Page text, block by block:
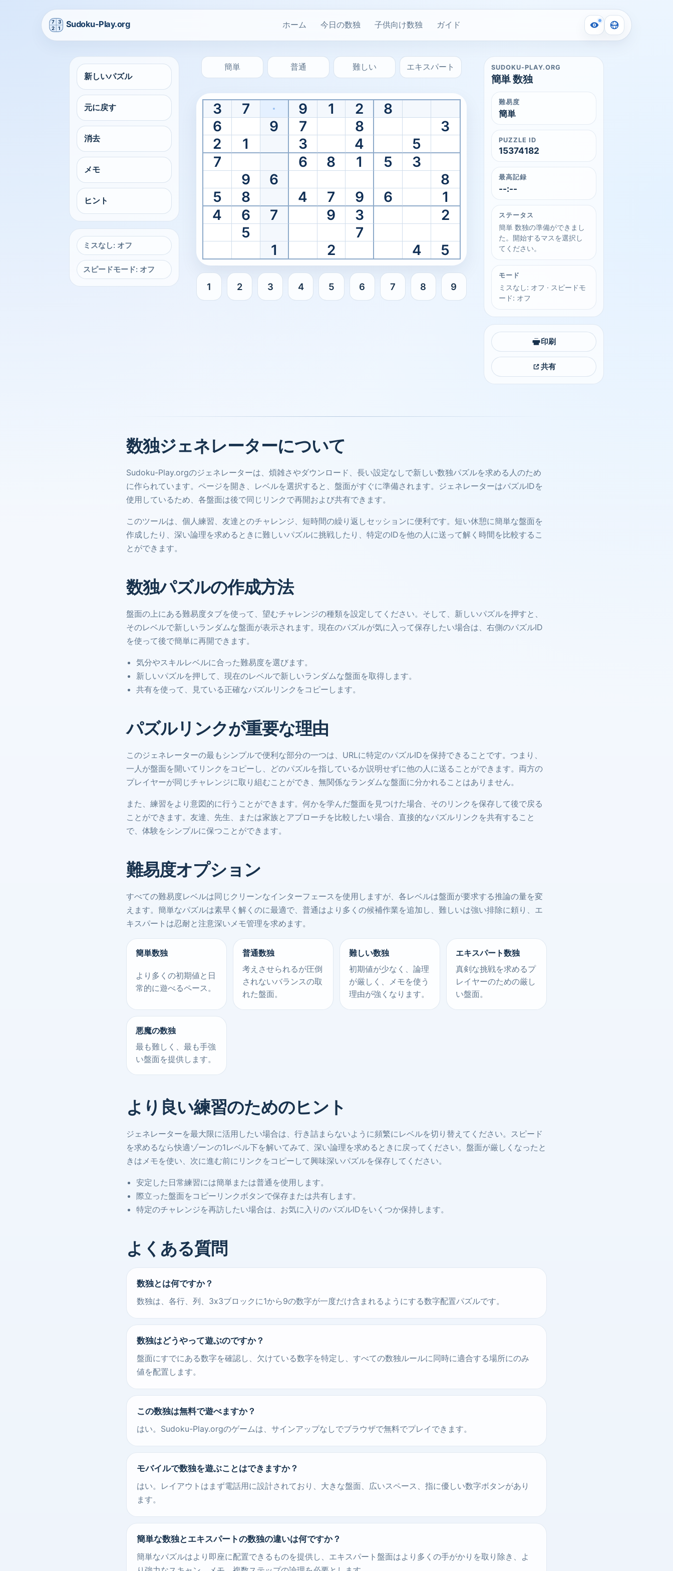
ホーム 今日の数独 子供向け数独 ガイド
Create and share puzzles
数独ジェネレーター
新しい数独を瞬時に生成し、いつでも難易度を切り替え、クリーンなパズルIDリンクで正確な盤面を共有しましょう。
新しいパズル
元に戻す
消去
メモ
ヒント
ミスなし: オフ
スピードモード: オフ
簡単 普通 難しい エキスパート
3 7 9 1 2
8
6
9 7 8
3
2
1 3 4
5
7
6 8 1 5
3
9
6
8
5
8 4 7 9 6
1
4
6 7 9 3
2
5
7
1
2 4 5
1 2 3 4 5 6 7 8 9
SUDOKU-PLAY.ORG
簡単 数独
難易度
簡単
PUZZLE ID
15374182
最高記録
--:--
ステータス
簡単 数独の準備ができまし
た。開始するマスを選択し
てください。
モード
ミスなし: オフ · スピードモ
ード: オフ
印刷
共有
数独ジェネレーターについて
Sudoku-Play.orgのジェネレーターは、煩雑さやダウンロード、長い設定なしで新しい数独パズルを求める人のため
に作られています。ページを開き、レベルを選択すると、盤面がすぐに準備されます。ジェネレーターはパズルIDを
使用しているため、各盤面は後で同じリンクで再開および共有できます。
このツールは、個人練習、友達とのチャレンジ、短時間の繰り返しセッションに便利です。短い休憩に簡単な盤面を
作成したり、深い論理を求めるときに難しいパズルに挑戦したり、特定のIDを他の人に送って解く時間を比較するこ
とができます。
数独パズルの作成方法
盤面の上にある難易度タブを使って、望むチャレンジの種類を設定してください。そして、新しいパズルを押すと、
そのレベルで新しいランダムな盤面が表示されます。現在のパズルが気に入って保存したい場合は、右側のパズルID
を使って後で簡単に再開できます。
気分やスキルレベルに合った難易度を選びます。
新しいパズルを押して、現在のレベルで新しいランダムな盤面を取得します。
共有を使って、見ている正確なパズルリンクをコピーします。
パズルリンクが重要な理由
このジェネレーターの最もシンプルで便利な部分の一つは、URLに特定のパズルIDを保持できることです。つまり、
一人が盤面を開いてリンクをコピーし、どのパズルを指しているか説明せずに他の人に送ることができます。両方の
プレイヤーが同じチャレンジに取り組むことができ、無関係なランダムな盤面に分かれることはありません。
また、練習をより意図的に行うことができます。何かを学んだ盤面を見つけた場合、そのリンクを保存して後で戻る
ことができます。友達、先生、または家族とアプローチを比較したい場合、直接的なパズルリンクを共有すること
で、体験をシンプルに保つことができます。
難易度オプション
すべての難易度レベルは同じクリーンなインターフェースを使用しますが、各レベルは盤面が要求する推論の量を変
えます。簡単なパズルは素早く解くのに最適で、普通はより多くの候補作業を追加し、難しいは強い排除に頼り、エ
キスパートは忍耐と注意深いメモ管理を求めます。
簡単数独
より多くの初期値と日
常的に遊べるペース。
普通数独
考えさせられるが圧倒
されないバランスの取
れた盤面。
難しい数独
初期値が少なく、論理
が厳しく、メモを使う
理由が強くなります。
エキスパート数独
真剣な挑戦を求めるプ
レイヤーのための厳し
い盤面。
悪魔の数独
最も難しく、最も手強
い盤面を提供します。
より良い練習のためのヒント
ジェネレーターを最大限に活用したい場合は、行き詰まらないように頻繁にレベルを切り替えてください。スピード
を求めるなら快適ゾーンの1レベル下を解いてみて、深い論理を求めるときに戻ってください。盤面が厳しくなったと
きはメモを使い、次に進む前にリンクをコピーして興味深いパズルを保存してください。
安定した日常練習には簡単または普通を使用します。
際立った盤面をコピーリンクボタンで保存または共有します。
特定のチャレンジを再訪したい場合は、お気に入りのパズルIDをいくつか保持します。
よくある質問
数独とは何ですか？
数独は、各行、列、3x3ブロックに1から9の数字が一度だけ含まれるようにする数字配置パズルです。
数独はどうやって遊ぶのですか？
盤面にすでにある数字を確認し、欠けている数字を特定し、すべての数独ルールに同時に適合する場所にのみ
値を配置します。
この数独は無料で遊べますか？
はい。Sudoku-Play.orgのゲームは、サインアップなしでブラウザで無料でプレイできます。
モバイルで数独を遊ぶことはできますか？
はい。レイアウトはまず電話用に設計されており、大きな盤面、広いスペース、指に優しい数字ボタンがあり
ます。
簡単な数独とエキスパートの数独の違いは何ですか？
簡単なパズルはより即座に配置できるものを提供し、エキスパート盤面はより多くの手がかりを取り除き、よ